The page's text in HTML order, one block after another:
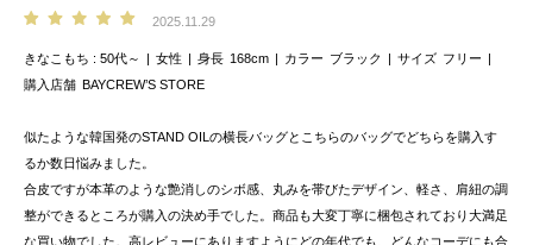
2025.11.29
きなこもち 50代～ 女性 身長 168cm カラー ブラック サイズ フリー
購入店舗 BAYCREW’S STORE
似たような韓国発のSTAND OILの横長バッグとこちらのバッグでどちらを購入す
るか数日悩みました。
合皮ですが本革のような艶消しのシボ感、丸みを帯びたデザイン、軽さ、肩紐の調
整ができるところが購入の決め手でした。商品も大変丁寧に梱包されており大満足
な買い物でした。高レビューにありますようにどの年代でも、どんなコーデにも合